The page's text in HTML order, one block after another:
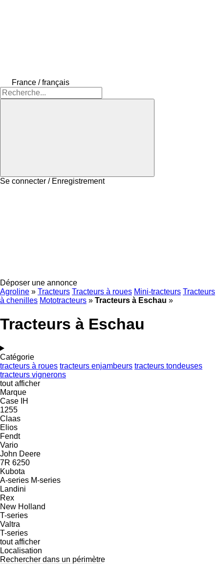
France / français
Se connecter / Enregistrement
Déposer une annonce
Agroline » Tracteurs Tracteurs à roues Mini-tracteurs Tracteurs
à chenilles Mototracteurs » Tracteurs à Eschau »
Tracteurs à Eschau
Catégorie
tracteurs à roues tracteurs enjambeurs tracteurs tondeuses
tracteurs vignerons
tout afficher
Marque
Case IH
1255
Claas
Elios
Fendt
Vario
John Deere
7R 6250
Kubota
A-series M-series
Landini
Rex
New Holland
T-series
Valtra
T-series
tout afficher
Localisation
Rechercher dans un périmètre